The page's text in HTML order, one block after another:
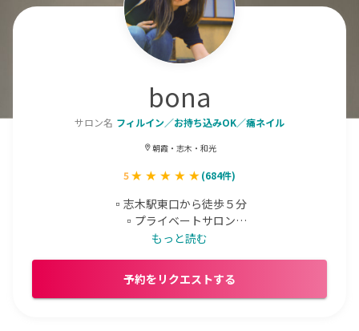
bona
サロン名 フィルイン／お持ち込みOK／痛ネイル
朝霞・志木・和光
5 (684件)
▫️志木駅東口から徒歩５分
▫️プライベートサロン
▫️キャラクターや3Dパーツもお気軽にご相談ください☺️
Instagram ⁑ nailsalon.bona
もっと読む
予約をリクエストする